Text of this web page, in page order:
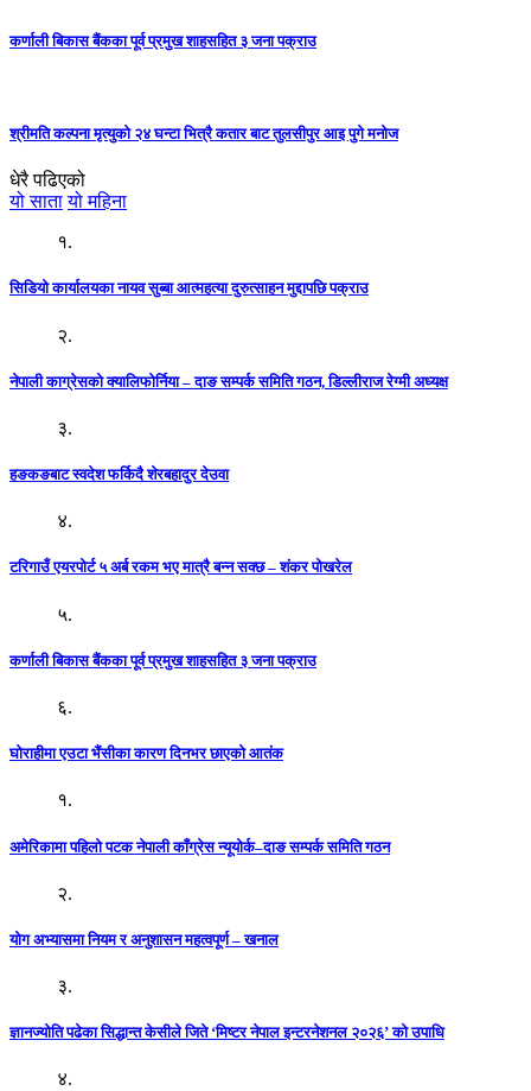
कर्णाली बिकास बैंकका पूर्व प्रमुख शाहसहित ३ जना पक्राउ
श्रीमति कल्पना मृत्युको २४ घन्टा भित्रै कतार बाट तुलसीपुर आइ पुगे मनोज
धेरै पढिएको
यो साता यो महिना
१.
सिडियो कार्यालयका नायव सुब्बा आत्महत्या दुरुत्साहन मुद्दापछि पक्राउ
२.
नेपाली काग्रेसको क्यालिफोर्निया – दाङ सम्पर्क समिति गठन, डिल्लीराज रेग्मी अध्यक्ष
३.
हङकङबाट स्वदेश फर्किदै शेरबहादुर देउवा
४.
टरिगाउँ एयरपोर्ट ५ अर्ब रकम भए मात्रै बन्न सक्छ – शंकर पोखरेल
५.
कर्णाली बिकास बैंकका पूर्व प्रमुख शाहसहित ३ जना पक्राउ
६.
घोराहीमा एउटा भैंसीका कारण दिनभर छाएको आतंक
१.
अमेरिकामा पहिलो पटक नेपाली काँग्रेस न्यूयोर्क–दाङ सम्पर्क समिति गठन
२.
योग अभ्यासमा नियम र अनुशासन महत्वपूर्ण – खनाल
३.
ज्ञानज्योति पढेका सिद्धान्त केसीले जिते ‘मिष्टर नेपाल इन्टरनेशनल २०२६’ को उपाधि
४.